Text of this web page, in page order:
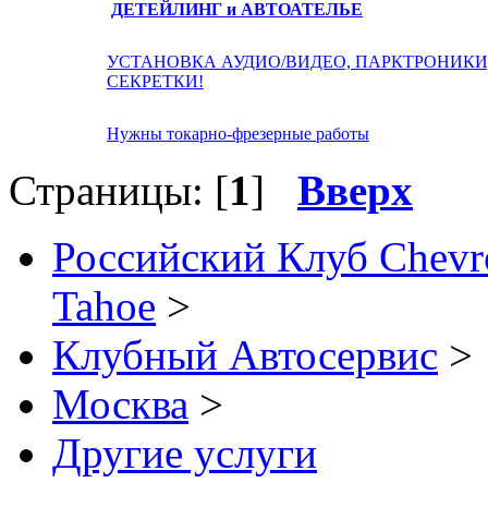
ДЕТЕЙЛИНГ и АВТОАТЕЛЬЕ
УСТАНОВКА АУДИО/ВИДЕО,
СЕКРЕТКИ!
Нужны токарно-фрезерные работы
Страницы: [1] Вверх
Российский Клуб
Tahoe >
Клубный Автосервис >
Москва >
Другие услуги